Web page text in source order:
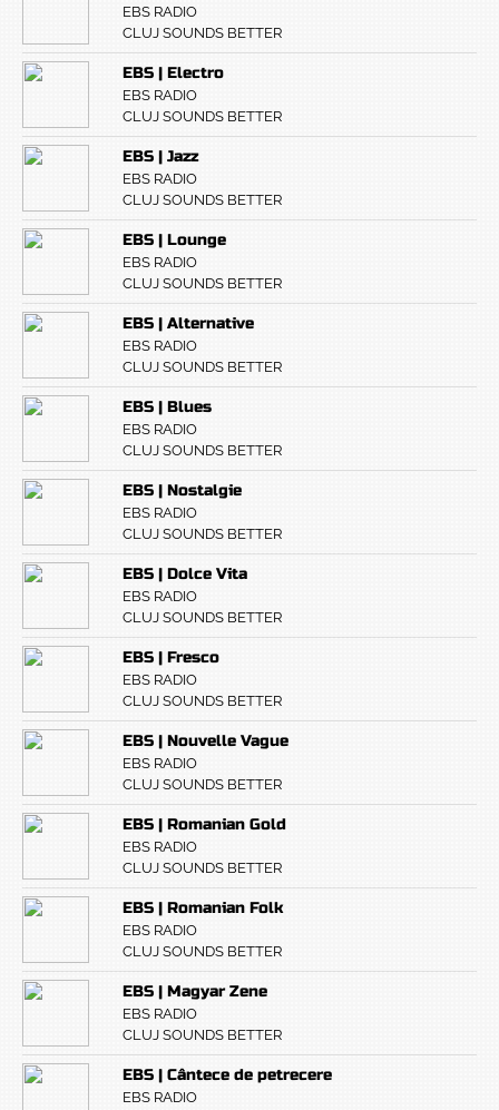
EBS RADIO
CLUJ SOUNDS BETTER
EBS | Electro
EBS RADIO
CLUJ SOUNDS BETTER
EBS | Jazz
EBS RADIO
CLUJ SOUNDS BETTER
EBS | Lounge
EBS RADIO
CLUJ SOUNDS BETTER
EBS | Alternative
EBS RADIO
CLUJ SOUNDS BETTER
EBS | Blues
EBS RADIO
CLUJ SOUNDS BETTER
EBS | Nostalgie
EBS RADIO
CLUJ SOUNDS BETTER
EBS | Dolce Vita
EBS RADIO
CLUJ SOUNDS BETTER
EBS | Fresco
EBS RADIO
CLUJ SOUNDS BETTER
EBS | Nouvelle Vague
EBS RADIO
CLUJ SOUNDS BETTER
EBS | Romanian Gold
EBS RADIO
CLUJ SOUNDS BETTER
EBS | Romanian Folk
EBS RADIO
CLUJ SOUNDS BETTER
EBS | Magyar Zene
EBS RADIO
CLUJ SOUNDS BETTER
EBS | Cântece de petrecere
EBS RADIO